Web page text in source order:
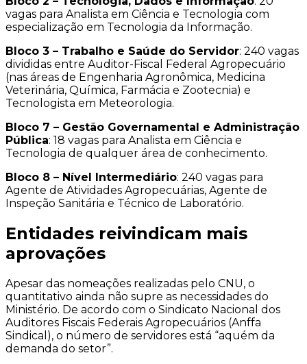
vagas para Analista em Ciência e Tecnologia com
especialização em Tecnologia da Informação.
Bloco 3 – Trabalho e Saúde do Servidor: 240 vagas
divididas entre Auditor-Fiscal Federal Agropecuário
(nas áreas de Engenharia Agronômica, Medicina
Veterinária, Química, Farmácia e Zootecnia) e
Tecnologista em Meteorologia.
Bloco 7 – Gestão Governamental e Administração
Pública: 18 vagas para Analista em Ciência e
Tecnologia de qualquer área de conhecimento.
Bloco 8 – Nível Intermediário: 240 vagas para
Agente de Atividades Agropecuárias, Agente de
Inspeção Sanitária e Técnico de Laboratório.
Entidades reivindicam mais
aprovações
Apesar das nomeações realizadas pelo CNU, o
quantitativo ainda não supre as necessidades do
Ministério. De acordo com o Sindicato Nacional dos
Auditores Fiscais Federais Agropecuários (Anffa
Sindical), o número de servidores está “aquém da
demanda do setor”.